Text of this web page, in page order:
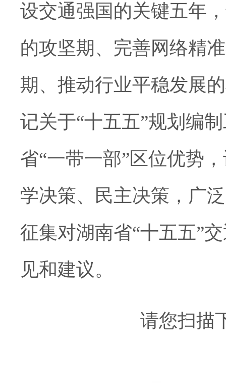
设交通强国的关键五年
的攻坚期、完善网络精
期、推动行业平稳发展
记关于“十五五”规划编
省“一带一部”区位优势
学决策、民主决策，广
征集对湖南省“十五五”
见和建议。
请您扫描